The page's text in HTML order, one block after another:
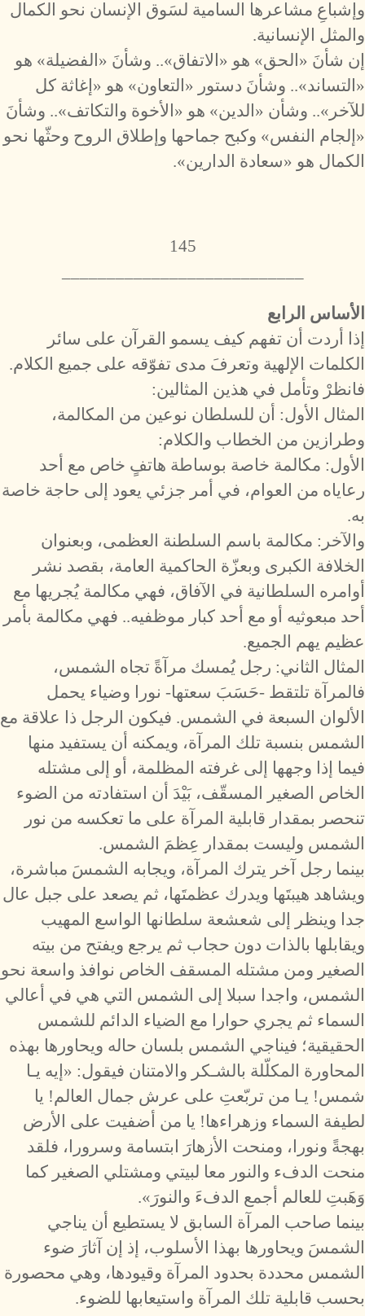
وإشباعِ مشاعرها السامية لسَوق الإنسان نحو الكمال
والمثل الإنسانية.
إن شأنَ «الحق» هو «الاتفاق».. وشأنَ «الفضيلة» هو
«التساند».. وشأنَ دستور «التعاون» هو «إغاثة كل
للآخر».. وشأن «الدين» هو «الأخوة والتكاتف».. وشأنَ
«إلجام النفس» وكبح جماحها وإطلاق الروح وحثّها نحو
الكمال هو «سعادة الدارين».
145
الأساس الرابع
إذا أردت أن تفهم كيف يسمو القرآن على سائر
الكلمات الإلهية وتعرفَ مدى تفوّقه على جميع الكلام.
فانظرْ وتأمل في هذين المثالين:
المثال الأول: أن للسلطان نوعين من المكالمة،
وطرازين من الخطاب والكلام:
الأول: مكالمة خاصة بوساطة هاتفٍ خاص مع أحد
رعاياه من العوام، في أمر جزئي يعود إلى حاجة خاصة
به.
والآخر: مكالمة باسم السلطنة العظمى، وبعنوان
الخلافة الكبرى وبعزّة الحاكمية العامة، بقصد نشر
أوامره السلطانية في الآفاق، فهي مكالمة يُجريها مع
أحد مبعوثيه أو مع أحد كبار موظفيه.. فهي مكالمة بأمر
عظيم يهم الجميع.
المثال الثاني: رجل يُمسك مرآةً تجاه الشمس،
فالمرآة تلتقط -حَسَبَ سعتها- نورا وضياء يحمل
الألوان السبعة في الشمس. فيكون الرجل ذا علاقة مع
الشمس بنسبة تلك المرآة، ويمكنه أن يستفيد منها
فيما إذا وجهها إلى غرفته المظلمة، أو إلى مشتله
الخاص الصغير المسقّف، بَيْدَ أن استفادته من الضوء
تنحصر بمقدار قابلية المرآة على ما تعكسه من نور
الشمس وليست بمقدار عِظمَ الشمس.
بينما رجل آخر يترك المرآة، ويجابه الشمسَ مباشرة،
ويشاهد هيبتَها ويدرك عظمتَها، ثم يصعد على جبل عال
جدا وينظر إلى شعشعة سلطانها الواسع المهيب
ويقابلها بالذات دون حجاب ثم يرجع ويفتح من بيته
الصغير ومن مشتله المسقف الخاص نوافذ واسعة نحو
الشمس، واجدا سبلا إلى الشمس التي هي في أعالي
السماء ثم يجري حوارا مع الضياء الدائم للشمس
الحقيقية؛ فيناجي الشمس بلسان حاله ويحاورها بهذه
المحاورة المكلّلة بالشـكر والامتنان فيقول: «إيه يـا
شمس! يـا من تربّعتِ على عرش جمال العالم! يا
لطيفة السماء وزهراءها! يا من أضفيت على الأرض
بهجةً ونورا، ومنحت الأزهارَ ابتسامة وسرورا، فلقد
منحت الدفء والنور معا لبيتي ومشتلي الصغير كما
وَهَبتِ للعالم أجمع الدفءَ والنورَ».
بينما صاحب المرآة السابق لا يستطيع أن يناجي
الشمسَ ويحاورها بهذا الأسلوب، إذ إن آثارَ ضوء
الشمس محددة بحدود المرآة وقيودها، وهي محصورة
بحسب قابلية تلك المرآة واستيعابها للضوء.